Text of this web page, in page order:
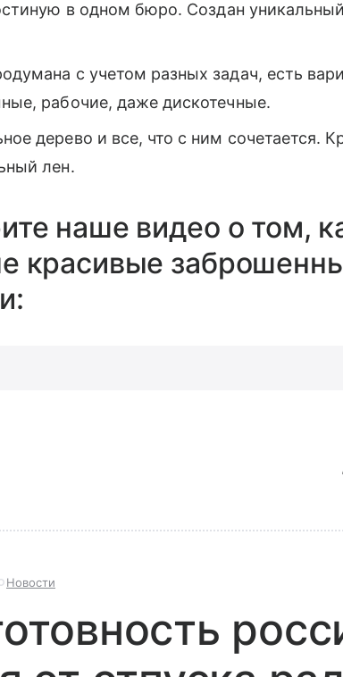
в одном бюро. Создан
с учетом разных задач, есть
рабочие, даже дискотечные.
дерево и все, что с ним сочетается.
лен.
наше видео о том,
красивые
Новости